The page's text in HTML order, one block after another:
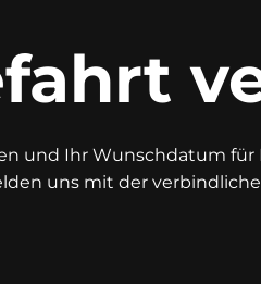
und Ihr Wunschdatum
uns mit der